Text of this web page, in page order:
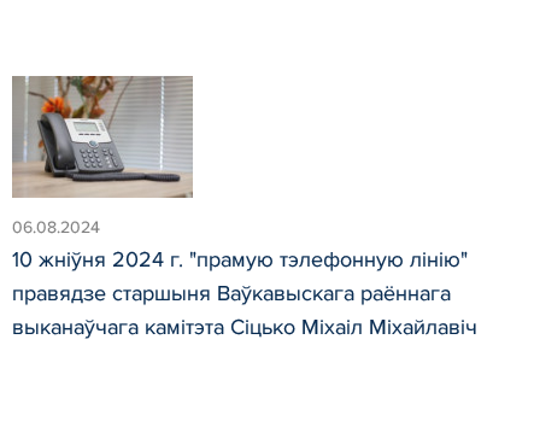
06.08.2024
10 жніўня 2024 г. "прамую тэлефонную лінію"
правядзе старшыня Ваўкавыскага раённага
выканаўчага камітэта Сіцько Міхаіл Міхайлавіч